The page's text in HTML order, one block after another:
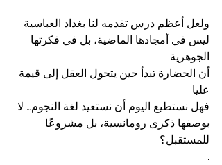
ولعل أعظم درس تقدمه لنا بغداد العباسية
ليس في أمجادها الماضية، بل في فكرتها
الجوهرية:
أن الحضارة تبدأ حين يتحول العقل إلى قيمة
عليا.
فهل نستطيع اليوم أن نستعيد لغة النجوم… لا
بوصفها ذكرى رومانسية، بل مشروعًا
للمستقبل؟
.